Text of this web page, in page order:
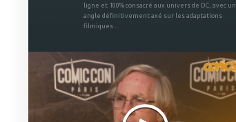
ligne et 100% consacré aux univers de DC, avec un
angle définitivement axé sur les adaptations
filmiques ...